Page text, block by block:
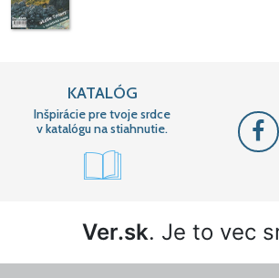
KATALÓG
Inšpirácie pre tvoje srdce
v katalógu na stiahnutie.
Ver.sk. Je to vec